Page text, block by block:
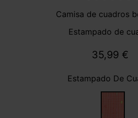
Camisa de cuadros
Estampado de
35,99 €
Estampado De